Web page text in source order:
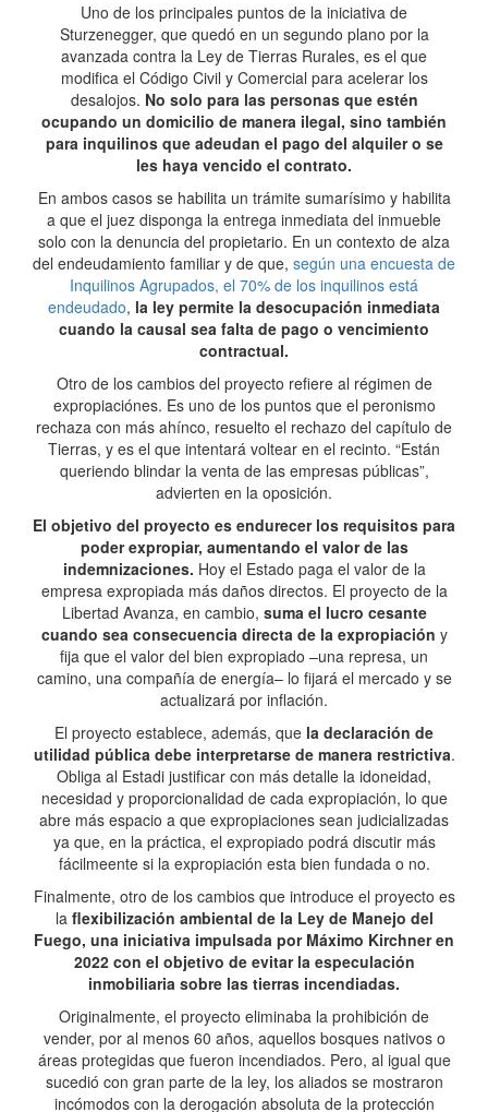
Uno de los principales puntos de la iniciativa de
Sturzenegger, que quedó en un segundo plano por la
avanzada contra la Ley de Tierras Rurales, es el que
modifica el Código Civil y Comercial para acelerar los
desalojos. No solo para las personas que estén
ocupando un domicilio de manera ilegal, sino también
para inquilinos que adeudan el pago del alquiler o se
les haya vencido el contrato.
En ambos casos se habilita un trámite sumarísimo y habilita
a que el juez disponga la entrega inmediata del inmueble
solo con la denuncia del propietario. En un contexto de alza
del endeudamiento familiar y de que, según una encuesta de
Inquilinos Agrupados, el 70% de los inquilinos está
endeudado, la ley permite la desocupación inmediata
cuando la causal sea falta de pago o vencimiento
contractual.
Otro de los cambios del proyecto refiere al régimen de
expropiaciónes. Es uno de los puntos que el peronismo
rechaza con más ahínco, resuelto el rechazo del capítulo de
Tierras, y es el que intentará voltear en el recinto. “Están
queriendo blindar la venta de las empresas públicas”,
advierten en la oposición.
El objetivo del proyecto es endurecer los requisitos para
poder expropiar, aumentando el valor de las
indemnizaciones. Hoy el Estado paga el valor de la
empresa expropiada más daños directos. El proyecto de la
Libertad Avanza, en cambio, suma el lucro cesante
cuando sea consecuencia directa de la expropiación y
fija que el valor del bien expropiado –una represa, un
camino, una compañía de energía– lo fijará el mercado y se
actualizará por inflación.
El proyecto establece, además, que la declaración de
utilidad pública debe interpretarse de manera restrictiva.
Obliga al Estadi justificar con más detalle la idoneidad,
necesidad y proporcionalidad de cada expropiación, lo que
abre más espacio a que expropiaciones sean judicializadas
ya que, en la práctica, el expropiado podrá discutir más
fácilmeente si la expropiación esta bien fundada o no.
Finalmente, otro de los cambios que introduce el proyecto es
la flexibilización ambiental de la Ley de Manejo del
Fuego, una iniciativa impulsada por Máximo Kirchner en
2022 con el objetivo de evitar la especulación
inmobiliaria sobre las tierras incendiadas.
Originalmente, el proyecto eliminaba la prohibición de
vender, por al menos 60 años, aquellos bosques nativos o
áreas protegidas que fueron incendiados. Pero, al igual que
sucedió con gran parte de la ley, los aliados se mostraron
incómodos con la derogación absoluta de la protección